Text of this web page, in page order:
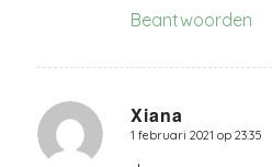
Beantwoorden
Xiana
zegt:
1 februari 2021 op 23:35